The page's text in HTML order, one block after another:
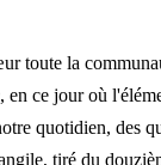
toute la
, en ce jour où
quotidien, des
tiré du